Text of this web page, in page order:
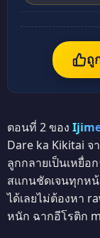
ถู
ตอนที่ 2 ของ
Dare ka Kikitai
ลูกกลายเป็นเหยื่อ
สแกนชัดเจนทุกห
ได้เลยไม่ต้องหา
หนัก ฉากอีโรติก